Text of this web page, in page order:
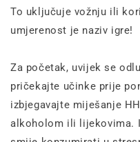
To uključuje vožnju ili
umjerenost je naziv igre!
Za početak, uvijek se
pričekajte učinke prije
izbjegavajte miješanje
alkoholom ili lijekovima. I